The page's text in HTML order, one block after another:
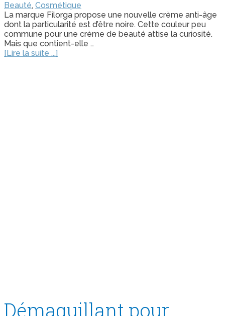
Beauté, Cosmétique
La marque Filorga propose une nouvelle crème anti-âge
dont la particularité est d’être noire. Cette couleur peu
commune pour une crème de beauté attise la curiosité.
Mais que contient-elle …
[Lire la suite ...]
Démaquillant pour